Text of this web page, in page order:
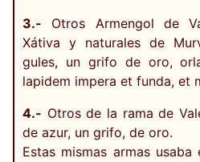
3.- Otros Armengol de
Xátiva y naturales de
gules, un grifo de oro,
lapidem impera et funda, et
4.- Otros de la rama de
de azur, un grifo, de oro.
Estas mismas armas